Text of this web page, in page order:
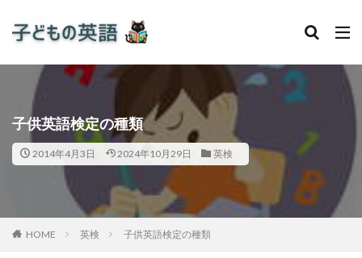
子供英語検定の種類
2014年4月3日 2024年10月29日 英検
HOME 英検 子供英語検定の種類